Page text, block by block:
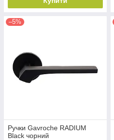
–5%
Ручки Gavroche RADIUM
Black чорний